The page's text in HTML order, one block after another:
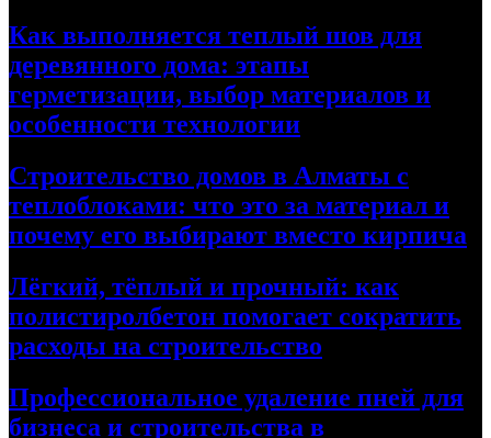
Как выполняется теплый шов для
деревянного дома: этапы
герметизации, выбор материалов и
особенности технологии
Строительство домов в Алматы с
теплоблоками: что это за материал и
почему его выбирают вместо кирпича
Лёгкий, тёплый и прочный: как
полистиролбетон помогает сократить
расходы на строительство
Профессиональное удаление пней для
бизнеса и строительства в